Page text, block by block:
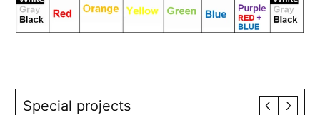
Special projects